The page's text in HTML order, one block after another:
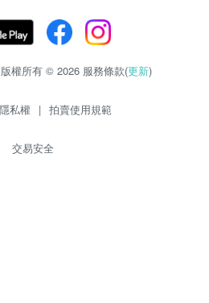
權所有 © 2026 服務條款(更新)
隱私權 | 拍賣使用規範
交易安全